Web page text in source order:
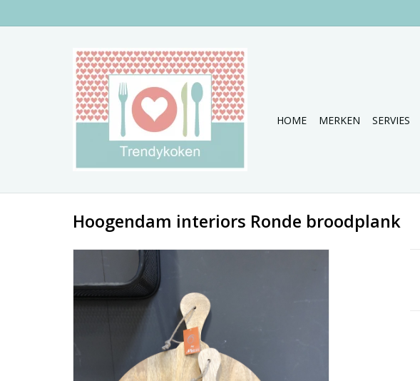
HOME MERKEN SERVIES
Hoogendam interiors Ronde broodplank